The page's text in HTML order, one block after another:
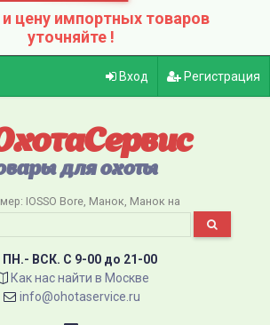
цену импортных товаров
уточняйте !
Вход Регистрация
для охоты
IOSSO Bore Манок Манок на
ПН.- ВСК. C 9-00 до 21-00
Как нас найти в Москве
info@ohotaservice.ru